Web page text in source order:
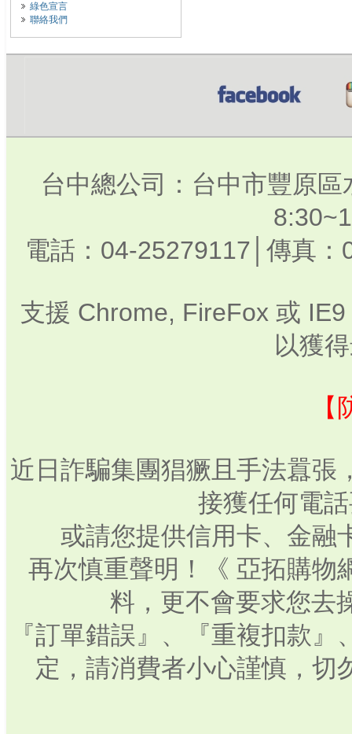
綠色宣言
聯絡我們
台中總公司：台中市豐原
電話：04-25279117│傳真
支援 Chrome, FireFox 或
以獲
近日詐騙集團猖獗且手法囂張
接獲任何電
或請您提供信用卡、金融
再次慎重聲明！《 亞拓購物
料，更不會要求您去
『訂單錯誤』、『重複扣款
定，請消費者小心謹慎，切